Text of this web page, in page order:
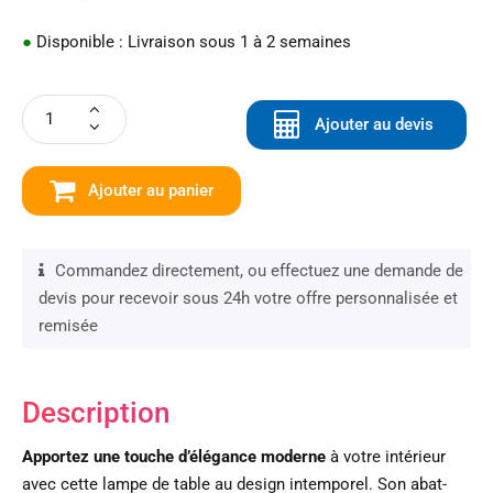
● Disponible : Livraison sous 1 à 2 semaines
Ajouter au panier
Ajouter au devis
Commandez directement, ou effectuez une demande de
devis pour recevoir sous 24h votre offre personnalisée et
remisée
Description
Apportez une touche d’élégance moderne à votre intérieur
avec cette lampe de table au design intemporel. Son abat-